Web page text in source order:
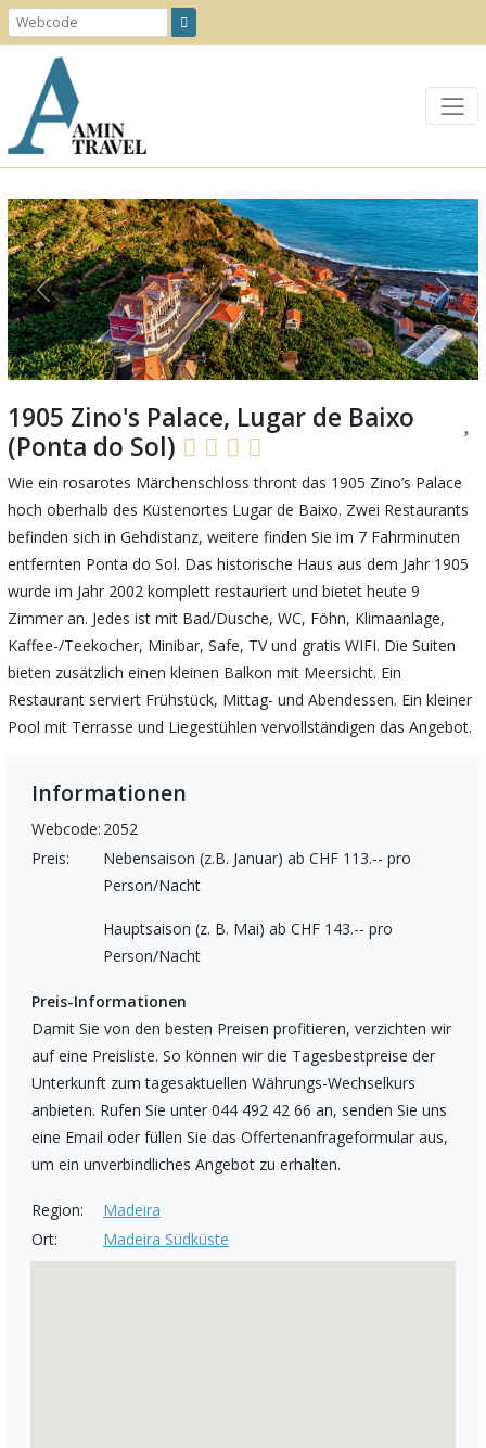
Previous Next
1905 Zino's Palace, Lugar de Baixo
(Ponta do Sol)
Wie ein rosarotes Märchenschloss thront das 1905 Zino’s Palace
hoch oberhalb des Küstenortes Lugar de Baixo. Zwei Restaurants
befinden sich in Gehdistanz, weitere finden Sie im 7 Fahrminuten
entfernten Ponta do Sol. Das historische Haus aus dem Jahr 1905
wurde im Jahr 2002 komplett restauriert und bietet heute 9
Zimmer an. Jedes ist mit Bad/Dusche, WC, Föhn, Klimaanlage,
Kaffee-/Teekocher, Minibar, Safe, TV und gratis WIFI. Die Suiten
bieten zusätzlich einen kleinen Balkon mit Meersicht. Ein
Restaurant serviert Frühstück, Mittag- und Abendessen. Ein kleiner
Pool mit Terrasse und Liegestühlen vervollständigen das Angebot.
Informationen
Webcode: 2052
Preis:
Nebensaison (z.B. Januar) ab CHF 113.-- pro
Person/Nacht
Hauptsaison (z. B. Mai) ab CHF 143.-- pro
Person/Nacht
Preis-Informationen
Damit Sie von den besten Preisen profitieren, verzichten wir
auf eine Preisliste. So können wir die Tagesbestpreise der
Unterkunft zum tagesaktuellen Währungs-Wechselkurs
anbieten. Rufen Sie unter 044 492 42 66 an, senden Sie uns
eine Email oder füllen Sie das Offertenanfrageformular aus,
um ein unverbindliches Angebot zu erhalten.
Region:
Madeira
Ort:
Madeira Südküste